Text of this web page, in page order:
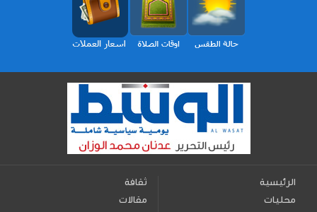
الرئيسية
محليات
ثقافة
مقالات